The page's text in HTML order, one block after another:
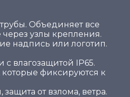
Объединяет все
узлы крепления.
надпись или логотип.
влагозащитой IP65.
фиксируются к
от взлома, ветра.